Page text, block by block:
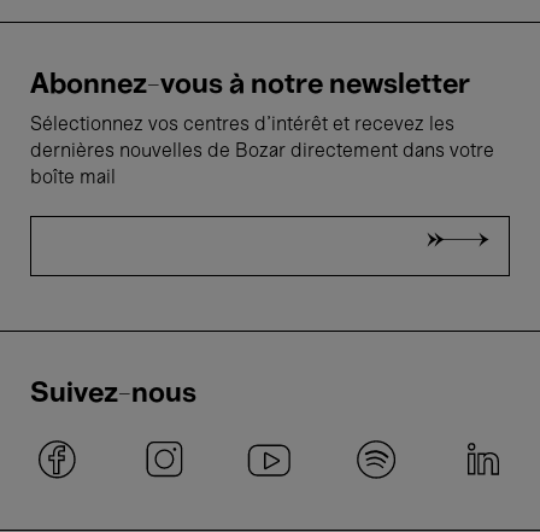
Abonnez-vous à notre newsletter
Sélectionnez vos centres d'intérêt et recevez les
dernières nouvelles de Bozar directement dans votre
boîte mail
Suivez-nous